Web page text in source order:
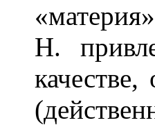
Н.